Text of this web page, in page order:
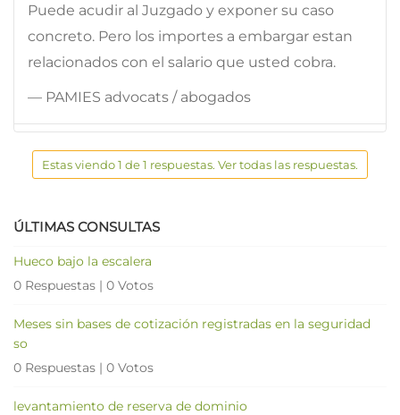
Puede acudir al Juzgado y exponer su caso
concreto. Pero los importes a embargar estan
relacionados con el salario que usted cobra.
— PAMIES advocats / abogados
Estas viendo 1 de 1 respuestas. Ver todas las respuestas.
ÚLTIMAS CONSULTAS
Hueco bajo la escalera
0 Respuestas | 0 Votos
Meses sin bases de cotización registradas en la seguridad
so
0 Respuestas | 0 Votos
levantamiento de reserva de dominio